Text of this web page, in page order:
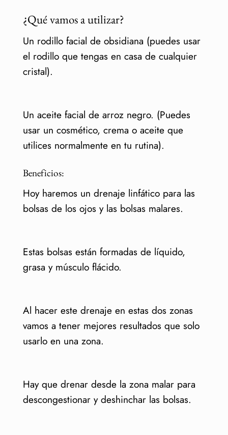
¿Qué vamos a utilizar?
Un rodillo facial de obsidiana (puedes usar
el rodillo que tengas en casa de cualquier
cristal).
Un aceite facial de arroz negro. (Puedes
usar un cosmético, crema o aceite que
utilices normalmente en tu rutina).
Beneficios:
Hoy haremos un drenaje linfático para las
bolsas de los ojos y las bolsas malares.
Estas bolsas están formadas de líquido,
grasa y músculo flácido.
Al hacer este drenaje en estas dos zonas
vamos a tener mejores resultados que solo
usarlo en una zona.
Hay que drenar desde la zona malar para
descongestionar y deshinchar las bolsas.